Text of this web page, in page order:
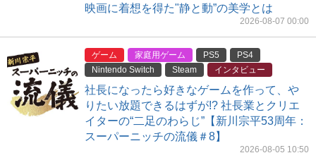
映画に着想を得た"静と動”の美学とは
2026-08-07 00:00
ゲーム 家庭用ゲーム PS5
PS4
Nintendo Switch
Steam インタビュー
社長になったら好きなゲームを作って、や
りたい放題できるはずが!? 社長業とクリエ
イターの“二足のわらじ”【新川宗平53周年：
スーパーニッチの流儀＃8】
2026-08-05 10:50